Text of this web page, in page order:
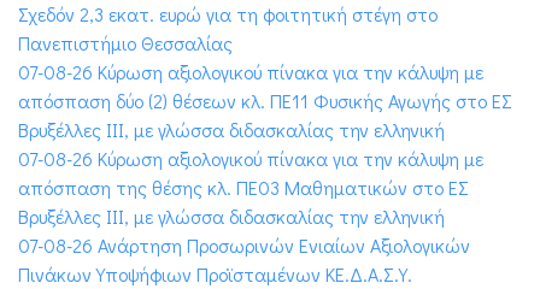
Σχεδόν 2,3 εκατ. ευρώ για τη φοιτητική στέγη στο
Πανεπιστήμιο Θεσσαλίας
07-08-26 Κύρωση αξιολογικού πίνακα για την κάλυψη με
απόσπαση δύο (2) θέσεων κλ. ΠΕ11 Φυσικής Αγωγής στο ΕΣ
Βρυξέλλες ΙΙΙ, με γλώσσα διδασκαλίας την ελληνική
07-08-26 Κύρωση αξιολογικού πίνακα για την κάλυψη με
απόσπαση της θέσης κλ. ΠΕ03 Μαθηματικών στο ΕΣ
Βρυξέλλες ΙΙΙ, με γλώσσα διδασκαλίας την ελληνική
07-08-26 Ανάρτηση Προσωρινών Ενιαίων Αξιολογικών
Πινάκων Υποψήφιων Προϊσταμένων ΚΕ.Δ.Α.Σ.Υ.